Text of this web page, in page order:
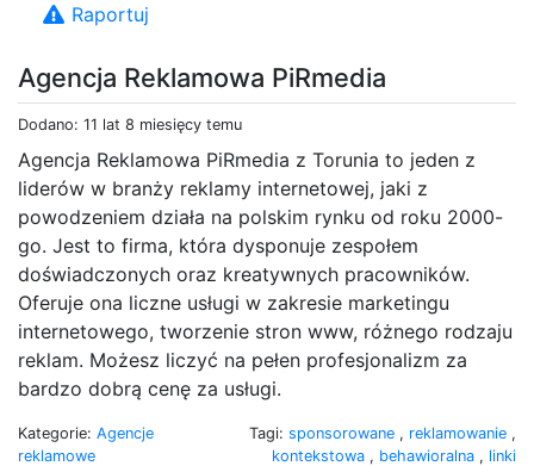
Agencja Reklamowa PiRmedia
Dodano: 11 lat 8 miesięcy temu
Agencja Reklamowa PiRmedia z Torunia to jeden z
liderów w branży reklamy internetowej, jaki z
powodzeniem działa na polskim rynku od roku 2000-
go. Jest to firma, która dysponuje zespołem
doświadczonych oraz kreatywnych pracowników.
Oferuje ona liczne usługi w zakresie marketingu
internetowego, tworzenie stron www, różnego rodzaju
reklam. Możesz liczyć na pełen profesjonalizm za
bardzo dobrą cenę za usługi.
Kategorie: Agencje
reklamowe
Tagi: sponsorowane , reklamowanie ,
kontekstowa , behawioralna , linki
Raportuj